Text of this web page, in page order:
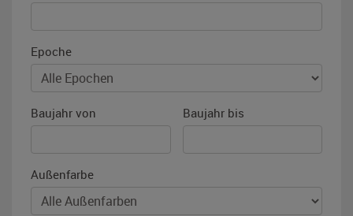
Epoche
Baujahr von Baujahr bis
Außenfarbe